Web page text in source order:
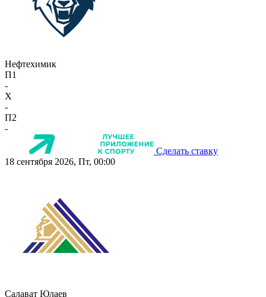
Нефтехимик
П1
-
X
-
П2
-
Сделать ставку
18 сентября 2026, Пт, 00:00
Салават Юлаев